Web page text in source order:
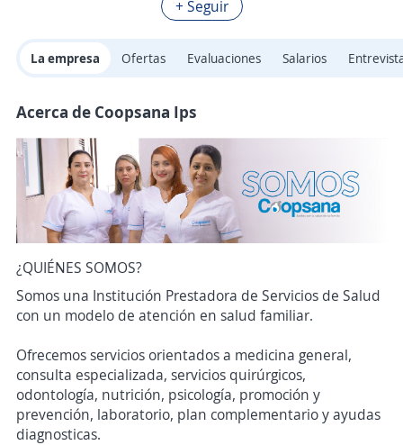
+ Seguir
La empresa Ofertas Evaluaciones Salarios
Acerca de Coopsana Ips
¿QUIÉNES SOMOS?
Somos una Institución Prestadora de Servicios de Salud
con un modelo de atención en salud familiar.
Ofrecemos servicios orientados a medicina general,
consulta especializada, servicios quirúrgicos,
odontología, nutrición, psicología, promoción y
prevención, laboratorio, plan complementario y ayudas
diagnosticas.